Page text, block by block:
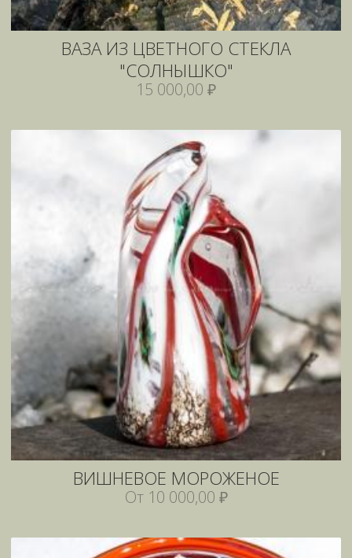
ВАЗА ИЗ ЦВЕТНОГО СТЕКЛА
"СОЛНЫШКО"
15 000,00 ₽
ВИШНЕВОЕ МОРОЖЕНОЕ
От 10 000,00 ₽